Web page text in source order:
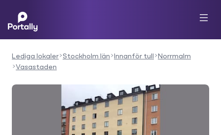
Lediga lokaler Stockholm län Innanför tull
Norrmalm
Vasastaden